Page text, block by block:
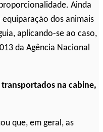
Ainda
equiparação dos animais
aplicando-se ao caso,
da Agência Nacional
na cabine,
que, em geral, as